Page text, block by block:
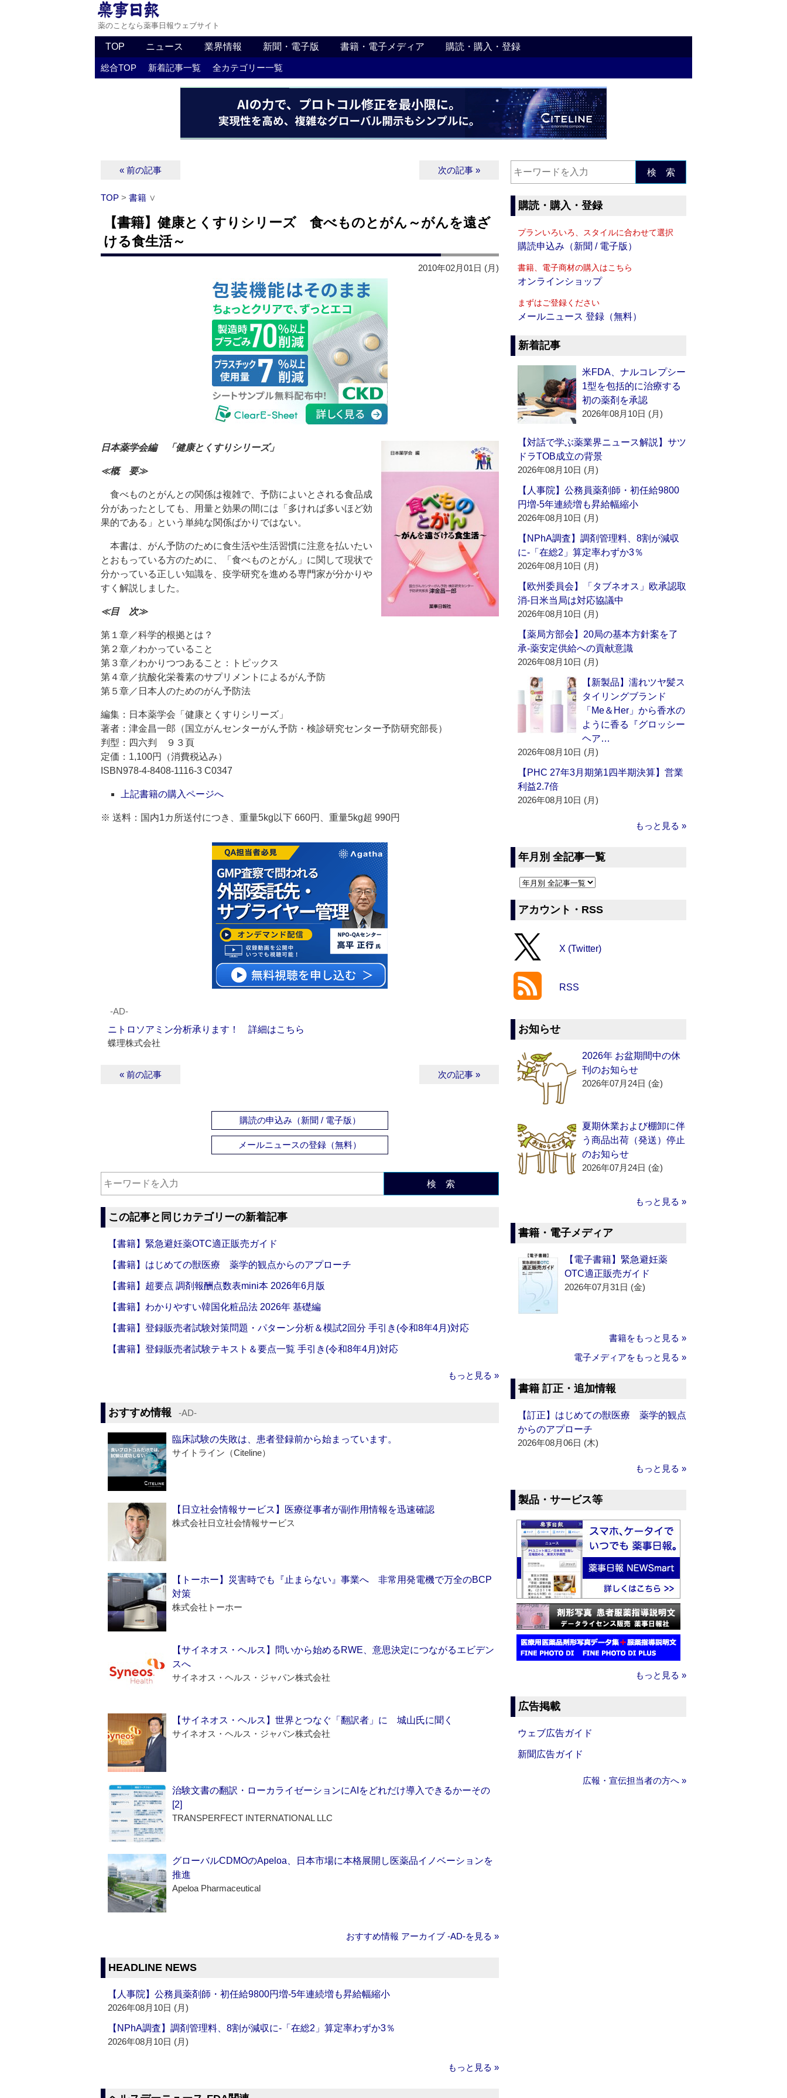
薬のことなら薬事日報ウェブサイト
TOP ニュース 業界情報 新聞・電子版 書籍・電子メディア 購読・購入・登録
総合TOP 新着記事一覧 全カテゴリー一覧
« 前の記事 次の記事 »
TOP > 書籍 ∨
【書籍】健康とくすりシリーズ 食べものとがん～がんを遠ざ
ける食生活～
2010年02月01日 (月)
日本薬学会編 「健康とくすりシリーズ」
≪概 要≫
食べものとがんとの関係は複雑で、予防によいとされる食品成
分があったとしても、用量と効果の間には「多ければ多いほど効
果的である」という単純な関係ばかりではない。
本書は、がん予防のために食生活や生活習慣に注意を払いたい
とおもっている方のために、「食べものとがん」に関して現状で
分かっている正しい知識を、疫学研究を進める専門家が分かりや
すく解説しました。
≪目 次≫
第１章／科学的根拠とは？
第２章／わかっていること
第３章／わかりつつあること：トピックス
第４章／抗酸化栄養素のサプリメントによるがん予防
第５章／日本人のためのがん予防法
編集：日本薬学会「健康とくすりシリーズ」
著者：津金昌一郎（国立がんセンターがん予防・検診研究センター予防研究部長）
判型：四六判 ９３頁
定価：1,100円（消費税込み）
ISBN978-4-8408-1116-3 C0347
上記書籍の購入ページへ
※ 送料：国内1カ所送付につき、重量5kg以下 660円、重量5kg超 990円
‐AD‐
ニトロソアミン分析承ります！ 詳細はこちら
蝶理株式会社
« 前の記事 次の記事 »
購読の申込み（新聞 / 電子版）
メールニュースの登録（無料）
検 索
この記事と同じカテゴリーの新着記事
【書籍】緊急避妊薬OTC適正販売ガイド
【書籍】はじめての獣医療 薬学的観点からのアプローチ
【書籍】超要点 調剤報酬点数表mini本 2026年6月版
【書籍】わかりやすい韓国化粧品法 2026年 基礎編
【書籍】登録販売者試験対策問題・パターン分析＆模試2回分 手引き(令和8年4月)対応
【書籍】登録販売者試験テキスト＆要点一覧 手引き(令和8年4月)対応
もっと見る »
おすすめ情報 ‐AD‐
臨床試験の失敗は、患者登録前から始まっています。
サイトライン（Citeline）
【日立社会情報サービス】医療従事者が副作用情報を迅速確認
株式会社日立社会情報サービス
【トーホー】災害時でも『止まらない』事業へ 非常用発電機で万全のBCP
対策
株式会社トーホー
【サイネオス・ヘルス】問いから始めるRWE、意思決定につながるエビデン
スへ
サイネオス・ヘルス・ジャパン株式会社
【サイネオス・ヘルス】世界とつなぐ「翻訳者」に 城山氏に聞く
サイネオス・ヘルス・ジャパン株式会社
治験文書の翻訳・ローカライゼーションにAIをどれだけ導入できるかーその
[2]
TRANSPERFECT INTERNATIONAL LLC
グローバルCDMOのApeloa、日本市場に本格展開し医薬品イノベーションを
推進
Apeloa Pharmaceutical
おすすめ情報 アーカイブ ‐AD‐を見る »
HEADLINE NEWS
【人事院】公務員薬剤師・初任給9800円増‐5年連続増も昇給幅縮小
2026年08月10日 (月)
【NPhA調査】調剤管理料、8割が減収に‐「在総2」算定率わずか3％
2026年08月10日 (月)
もっと見る »
検 索
購読・購入・登録
プランいろいろ、スタイルに合わせて選択
購読申込み（新聞 / 電子版）
書籍、電子商材の購入はこちら
オンラインショップ
まずはご登録ください
メールニュース 登録（無料）
新着記事
米FDA、ナルコレプシー
1型を包括的に治療する
初の薬剤を承認
2026年08月10日 (月)
【対話で学ぶ薬業界ニュース解説】サツ
ドラTOB成立の背景
2026年08月10日 (月)
【人事院】公務員薬剤師・初任給9800
円増‐5年連続増も昇給幅縮小
2026年08月10日 (月)
【NPhA調査】調剤管理料、8割が減収
に‐「在総2」算定率わずか3％
2026年08月10日 (月)
【欧州委員会】「タブネオス」欧承認取
消‐日米当局は対応協議中
2026年08月10日 (月)
【薬局方部会】20局の基本方針案を了
承‐薬安定供給への貢献意識
2026年08月10日 (月)
【新製品】濡れツヤ髪ス
タイリングブランド
「Me＆Her」から香水の
ように香る『グロッシー
ヘア…
2026年08月10日 (月)
【PHC 27年3月期第1四半期決算】営業
利益2.7倍
2026年08月10日 (月)
もっと見る »
年月別 全記事一覧
アカウント・RSS
X (Twitter)
RSS
お知らせ
2026年 お盆期間中の休
刊のお知らせ
2026年07月24日 (金)
夏期休業および棚卸に伴
う商品出荷（発送）停止
のお知らせ
2026年07月24日 (金)
もっと見る »
書籍・電子メディア
【電子書籍】緊急避妊薬
OTC適正販売ガイド
2026年07月31日 (金)
書籍をもっと見る »
電子メディアをもっと見る »
書籍 訂正・追加情報
【訂正】はじめての獣医療 薬学的観点
からのアプローチ
2026年08月06日 (木)
もっと見る »
製品・サービス等
もっと見る »
広告掲載
ウェブ広告ガイド
新聞広告ガイド
広報・宣伝担当者の方へ »